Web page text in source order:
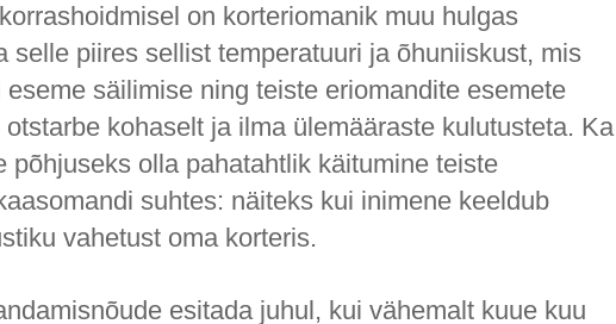
on korteriomanik muu hulgas
selle piires sellist temperatuuri ja õhuniiskust, mis
säilimise ning teiste eriomandite esemete
kohaselt ja ilma ülemääraste kulutusteta. Ka
põhjuseks olla pahatahtlik käitumine teiste
suhtes: näiteks kui inimene keeldub
vahetust oma korteris.
esitada juhul, kui vähemalt kuue kuu